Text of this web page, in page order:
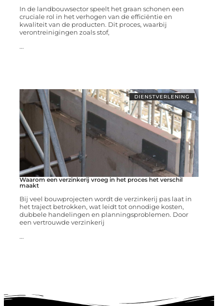
In de landbouwsector speelt het graan schonen een
cruciale rol in het verhogen van de efficiëntie en
kwaliteit van de producten. Dit proces, waarbij
verontreinigingen zoals stof,
...
DIENSTVERLENING
Waarom een verzinkerij vroeg in het proces het verschil
maakt
Bij veel bouwprojecten wordt de verzinkerij pas laat in
het traject betrokken, wat leidt tot onnodige kosten,
dubbele handelingen en planningsproblemen. Door
een vertrouwde verzinkerij
...